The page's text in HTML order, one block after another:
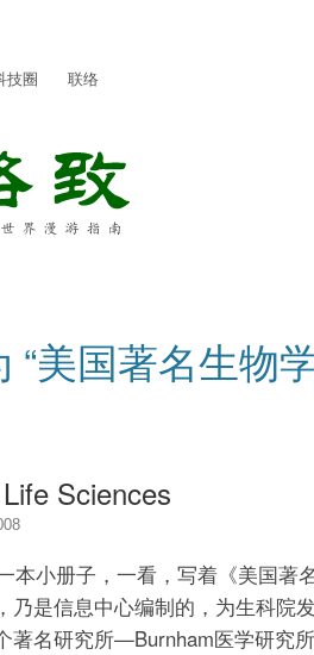
技圈 联络
“美国著名生物
Sciences
本小册子，一看，写着《美国著
乃是信息中心编制的，为生科院
著名研究所—Burnham医学研究